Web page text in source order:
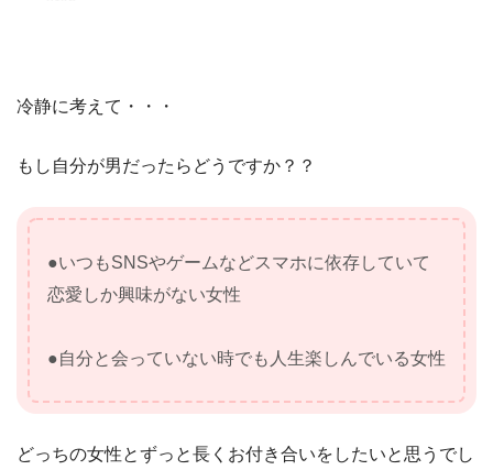
冷静に考えて・・・
もし自分が男だったらどうですか？？
●いつもSNSやゲームなどスマホに依存していて
恋愛しか興味がない女性
●自分と会っていない時でも人生楽しんでいる女性
どっちの女性とずっと長くお付き合いをしたいと思うでし